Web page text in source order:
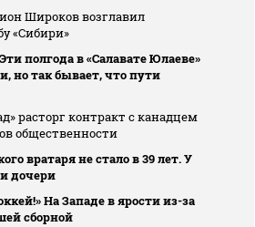
Широков возглавил
«Сибири»
полгода в «Салавате Юлаеве»
но так бывает, что пути
расторг контракт с канадцем
общественности
вратаря не стало в 39 лет. У
дочери
На Западе в ярости из-за
сборной